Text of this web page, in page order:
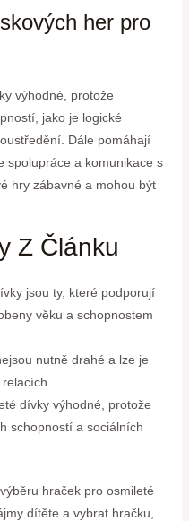
her pro
výhodné, protože
jako je logické
Dále pomáhají
spolupráce a komunikace s
hry zábavné a mohou být
Z Článku
jsou ty, které podporují
věku a schopnostem
nutně drahé a lze je
dívky výhodné, protože
schopností a sociálních
hraček pro osmileté
dítěte a vybrat hračku,